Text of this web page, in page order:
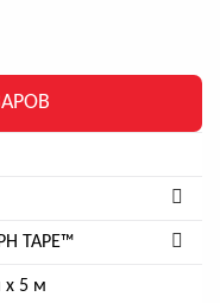
TAPE™
x 5 м